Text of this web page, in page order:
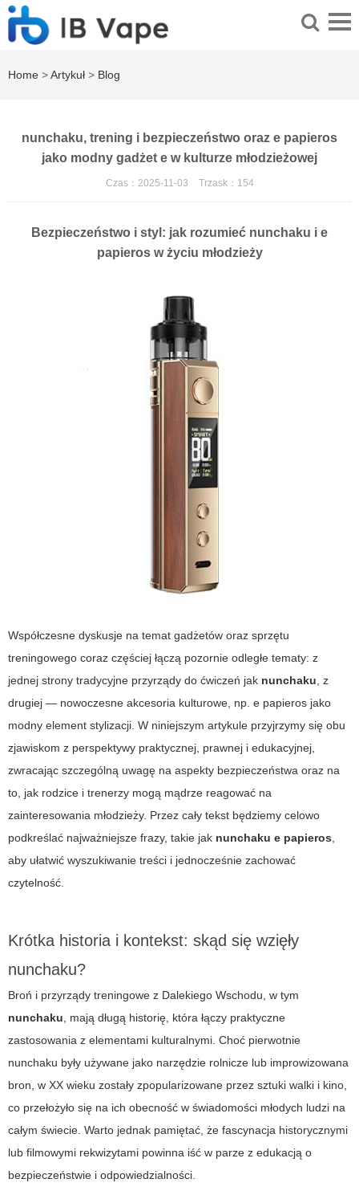
Home >Artykuł > Blog
nunchaku, trening i bezpieczeństwo oraz e papieros
jako modny gadżet e w kulturze młodzieżowej
Czas：2025-11-03 Trzask： 154
Bezpieczeństwo i styl: jak rozumieć nunchaku i e
papieros w życiu młodzieży
Współczesne dyskusje na temat gadżetów oraz sprzętu
treningowego coraz częściej łączą pozornie odległe tematy: z
jednej strony tradycyjne przyrządy do ćwiczeń jak nunchaku, z
drugiej — nowoczesne akcesoria kulturowe, np. e papieros jako
modny element stylizacji. W niniejszym artykule przyjrzymy się obu
zjawiskom z perspektywy praktycznej, prawnej i edukacyjnej,
zwracając szczególną uwagę na aspekty bezpieczeństwa oraz na
to, jak rodzice i trenerzy mogą mądrze reagować na
zainteresowania młodzieży. Przez cały tekst będziemy celowo
podkreślać najważniejsze frazy, takie jak nunchaku e papieros,
aby ułatwić wyszukiwanie treści i jednocześnie zachować
czytelność.
Krótka historia i kontekst: skąd się wzięły
nunchaku?
Broń i przyrządy treningowe z Dalekiego Wschodu, w tym
nunchaku, mają długą historię, która łączy praktyczne
zastosowania z elementami kulturalnymi. Choć pierwotnie
nunchaku były używane jako narzędzie rolnicze lub improwizowana
bron, w XX wieku zostały zpopularizowane przez sztuki walki i kino,
co przełożyło się na ich obecność w świadomości młodych ludzi na
całym świecie. Warto jednak pamiętać, że fascynacja historycznymi
lub filmowymi rekwizytami powinna iść w parze z edukacją o
bezpieczeństwie i odpowiedzialności.